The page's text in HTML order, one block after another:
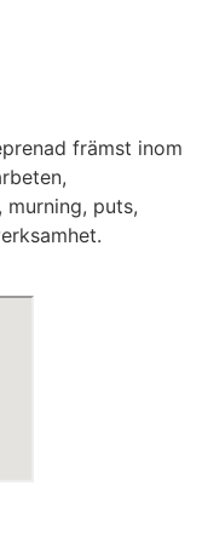
främst inom
puts,